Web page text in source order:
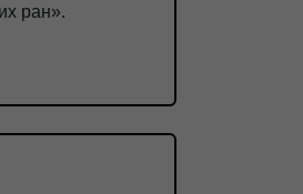
ран».